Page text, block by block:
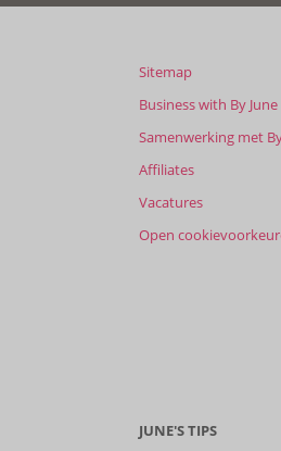
Sitemap
Business with By June
Samenwerking met
Affiliates
Vacatures
Open
JUNE'S TIPS